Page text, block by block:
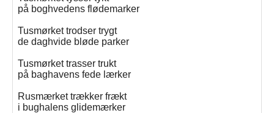
på boghvedens flødemarker
Tusmørket trodser trygt
de daghvide bløde parker
Tusmørket trasser trukt
på baghavens fede lærker
Rusmærket trækker frækt
i bughalens glidemærker